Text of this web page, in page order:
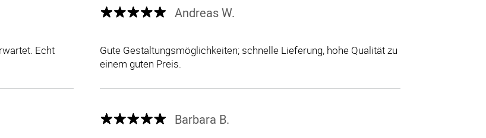
Echt
Andreas W.
Gute Gestaltungsmöglichkeiten; schnelle Lieferung, hohe Qualität zu
einem guten Preis.
Barbara B.